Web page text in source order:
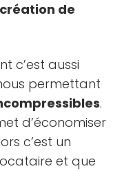
de
c’est aussi
permettant
.
d’économiser
c’est un
et que